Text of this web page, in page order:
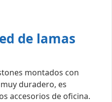
de lamas
montados con
duradero, es
accesorios de oficina.